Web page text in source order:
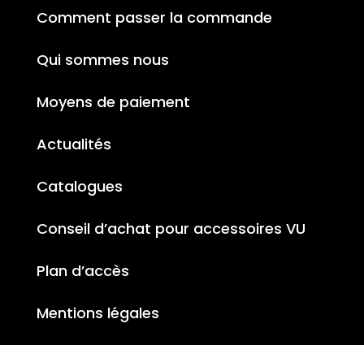
Comment passer la commande
Qui sommes nous
Moyens de paiement
Actualités
Catalogues
Conseil d’achat pour accessoires VU
Plan d’accès
Mentions légales